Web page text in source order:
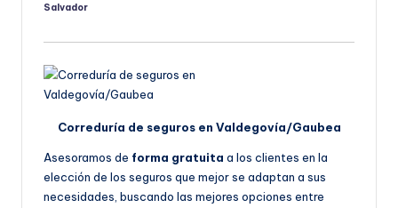
Publicado
Salvador
Correduría de seguros en Valdegovía/Gaubea
Asesoramos de forma gratuita a los clientes en la
elección de los seguros que mejor se adaptan a sus
necesidades, buscando las mejores opciones entre